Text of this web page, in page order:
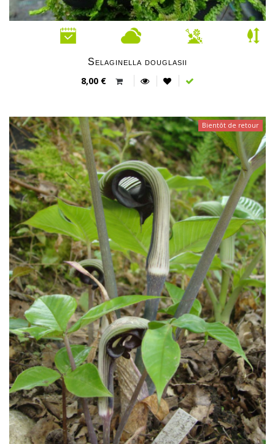
Selaginella douglasii
8,00 €
Bientôt de retour